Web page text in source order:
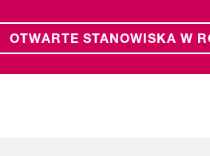
OTWARTE STANOWISKA W